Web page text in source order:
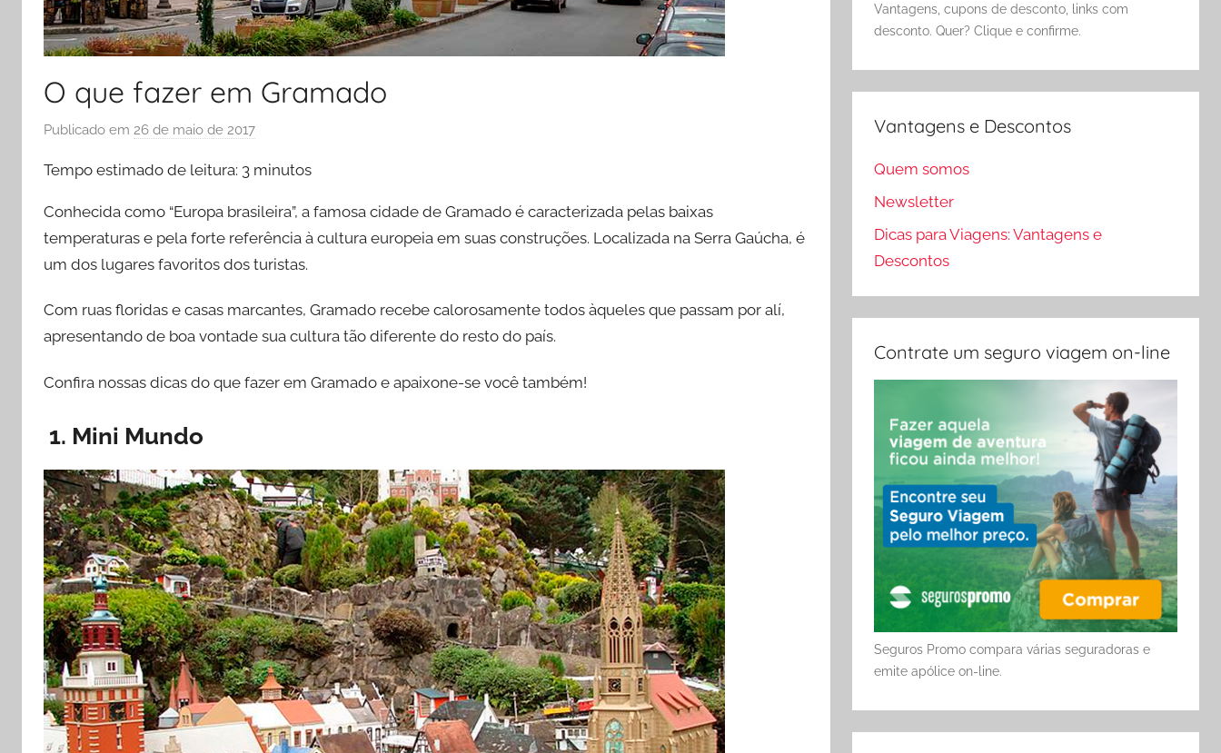
O que fazer em Gramado
Publicado em 26 de maio de 2017
r
d
r
g
o
Tempo estimado de leitura: 3 minutos
Conhecida como “Europa brasileira”, a famosa cidade de Gramado é caracterizada pelas baixas
temperaturas e pela forte referência à cultura europeia em suas construções. Localizada na Serra Gaúcha, é
um dos lugares favoritos dos turistas.
Com ruas floridas e casas marcantes, Gramado recebe calorosamente todos àqueles que passam por alí,
apresentando de boa vontade sua cultura tão diferente do resto do país.
Confira nossas dicas do que fazer em Gramado e apaixone-se você também!
1. Mini Mundo
Vantagens, cupons de desconto, links com
desconto. Quer? Clique e confirme.
Vantagens e Descontos
Quem somos
Newsletter
Dicas para Viagens: Vantagens e
Descontos
Contrate um seguro viagem on-line
Seguros Promo compara várias seguradoras e
emite apólice on-line.